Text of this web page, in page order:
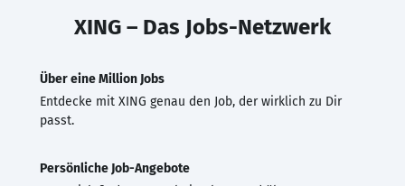
XING – Das Jobs-Netzwerk
Über eine Million Jobs
Entdecke mit XING genau den Job, der wirklich zu Dir
passt.
Persönliche Job-Angebote